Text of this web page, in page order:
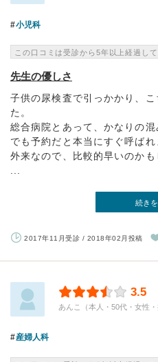
小児科
この口コミは受診から5年以上経過して
先生の優しさ
子供の尿検査で引っかかり、
た。
総合病院とあって、かなりの混
でも予約だと本当にすぐ呼ば
外来なので、比較的早いのかも
続き
2017年11月受診 / 2018年02月投稿
3.5
あんこ（本人・50代・女性・
産婦人科